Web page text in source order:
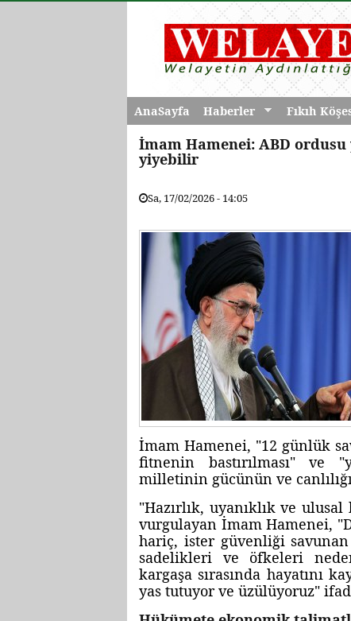
AnaSayfa Haberler Fıkıh
İmam Hamenei: ABD
yiyebilir
Sa, 17/02/2026 - 14:05
İmam Hamenei, "12 günlük
fitnenin bastırılması" ve
milletinin gücünün ve
"Hazırlık, uyanıklık ve
vurgulayan İmam Hamenei,
hariç, ister güvenliği
sadelikleri ve öfkeleri
kargaşa sırasında hayatını
yas tutuyor ve üzülüyoruz"